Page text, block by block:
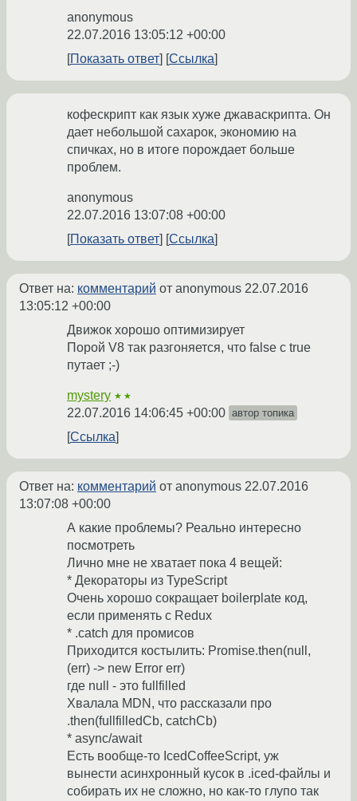
anonymous
22.07.2016 13:05:12 +00:00
Показать ответ
Ссылка
кофескрипт как язык хуже джаваскрипта. Он
дает небольшой сахарок, экономию на
спичках, но в итоге порождает больше
проблем.
anonymous
22.07.2016 13:07:08 +00:00
Показать ответ
Ссылка
Ответ на: комментарий от anonymous 22.07.2016
13:05:12 +00:00
Движок хорошо оптимизирует
Порой V8 так разгоняется, что false с true
путает ;-)
mystery ★★
22.07.2016 14:06:45 +00:00 автор топика
Ссылка
Ответ на: комментарий от anonymous 22.07.2016
13:07:08 +00:00
А какие проблемы? Реально интересно
посмотреть
Лично мне не хватает пока 4 вещей:
* Декораторы из TypeScript
Очень хорошо сокращает boilerplate код,
если применять с Redux
* .catch для промисов
Приходится костылить: Promise.then(null,
(err) -> new Error err)
где null - это fullfilled
Хвалала MDN, что рассказали про
.then(fullfilledCb, catchCb)
* async/await
Есть вообще-то IcedCoffeeScript, уж
вынести асинхронный кусок в .iced-файлы и
собирать их не сложно, но как-то глупо так